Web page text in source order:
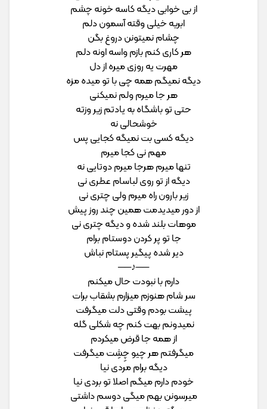
از بی خوابی دیگه کاسه خونه چشم
ابریه خیلی وقته آسمون دلم
چشام نمیتونن دروغ بگن
هر کاری کنم بازم واسه اونه دلم
مهرت یه روزی میره از دل
دیگه نمیگم همه چی با تو میده مزه
هر جا میرم ولم نمیکنی
حتی تو باشگاه به یادتم زیر وزته
خوشحالی نه
دیگه کسی بت نمیگه کجایی پس
مهم نی کجا میرم
تنها میرم هرجا میرم دوتایی نه
دیگه از تو روی لباسام عطری نی
زیر بارون راه میرم ولی چتری نی
از دور میدیدمت همین چند روز پیش
موهات بلند شده و دیگه چتری نی
جا تو پر کردن دوستام برام
دیر شده پیگیر پستام نباش
──♪──
دارم با نبودت حال میکنم
سر شام هنوزم میزارم بشقاب برات
پیشت بودم وقتی دلت میگرفت
نمیدونم بهت کنم چه شکلی گله
از همه جا قرض میکردم
میگرفتم هر چیو چِشِت میگرفت
دیگه برام مردی نیا
خودم دارم میگم اصلا تو بردی نیا
میرسونن بهم میگی دوسم داشتی